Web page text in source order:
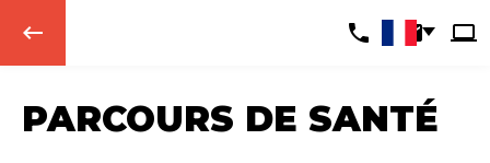
keyboard_backspace
PARCOURS DE SANTÉ